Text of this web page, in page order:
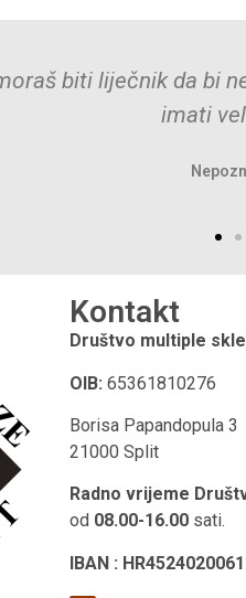
"Mali čin dobrote vrijedi
Kontakt
Društvo multiple
OIB: 65361810276
Borisa Papandopula 3
21000 Split
Radno vrijeme
od 08.00-16.00 sati.
IBAN :